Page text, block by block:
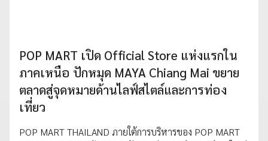
POP MART เปิด Official Store แห่งแรกใน
ภาคเหนือ ปักหมุด MAYA Chiang Mai ขยาย
ตลาดสู่จุดหมายด้านไลฟ์สไตล์และการท่อง
เที่ยว
POP MART THAILAND ภายใต้การบริหารของ POP MART